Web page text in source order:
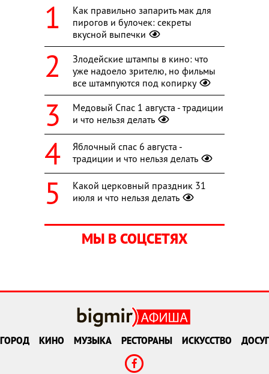
Как правильно запарить мак для
пирогов и булочек: секреты
вкусной выпечки
Злодейские штампы в кино: что
уже надоело зрителю, но фильмы
все штампуются под копирку
Медовый Спас 1 августа - традиции
и что нельзя делать
Яблочный спас 6 августа -
традиции и что нельзя делать
Какой церковный праздник 31
июля и что нельзя делать
МЫ В СОЦСЕТЯХ
ГОРОД КИНО МУЗЫКА РЕСТОРАНЫ ИСКУССТВО ДОСУГ